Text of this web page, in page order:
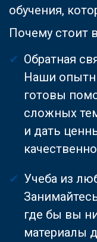
обучения,
Почему стоит
Обратная
Наши
готовы
сложных
и дать
Учеба из
где бы вы
материалы